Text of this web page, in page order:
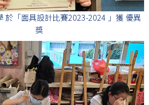
於「面具設計比賽2023-2024 」獲 優異
獎